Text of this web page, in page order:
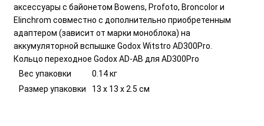
аксессуары с байонетом Bowens, Profoto, Broncolor и
Elinchrom совместно с дополнительно приобретенным
адаптером (зависит от марки моноблока) на
аккумуляторной вспышке Godox Witstro AD300Pro.
Кольцо переходное Godox AD-AB для AD300Pro
Вес упаковки
0.14 кг
Размер упаковки
13 x 13 x 2.5 см